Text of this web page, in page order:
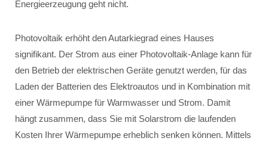
Energieerzeugung geht nicht.
Photovoltaik erhöht den Autarkiegrad eines Hauses
signifikant. Der Strom aus einer Photovoltaik-Anlage kann für
den Betrieb der elektrischen Geräte genutzt werden, für das
Laden der Batterien des Elektroautos und in Kombination mit
einer Wärmepumpe für Warmwasser und Strom. Damit
hängt zusammen, dass Sie mit Solarstrom die laufenden
Kosten Ihrer Wärmepumpe erheblich senken können. Mittels